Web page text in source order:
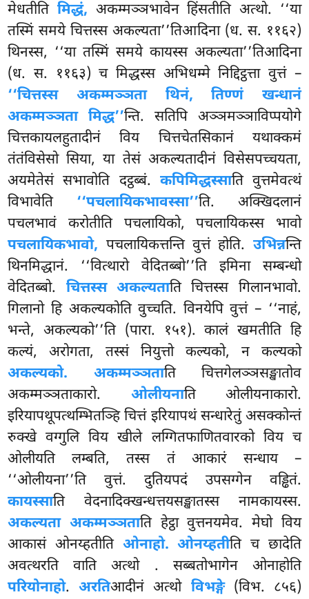
मेधतीति मिद्धं, अकम्मञ्ञभावेन हिंसतीति अत्थो. ‘‘या
तस्मिं समये चित्तस्स अकल्यता’’तिआदिना (ध. स. ११६२)
थिनस्स, ‘‘या तस्मिं समये कायस्स अकल्यता’’तिआदिना
(ध. स. ११६३) च मिद्धस्स अभिधम्मे निद्दिट्ठत्ता वुत्तं –
‘‘चित्तस्स अकम्मञ्ञता थिनं, तिण्णं खन्धानं
अकम्मञ्ञता मिद्ध’’न्ति. सतिपि अञ्ञमञ्ञाविप्पयोगे
चित्तकायलहुतादीनं विय चित्तचेतसिकानं यथाक्कमं
तंतंविसेसो सिया, या तेसं अकल्यतादीनं विसेसपच्चयता,
अयमेतेसं सभावोति दट्ठब्बं. कपिमिद्धस्साति वुत्तमेवत्थं
विभावेति ‘‘पचलायिकभावस्सा’’ति. अक्खिदलानं
पचलभावं करोतीति पचलायिको, पचलायिकस्स भावो
पचलायिकभावो, पचलायिकत्तन्ति वुत्तं होति. उभिन्नन्ति
थिनमिद्धानं. ‘‘वित्थारो वेदितब्बो’’ति इमिना सम्बन्धो
वेदितब्बो. चित्तस्स अकल्यताति चित्तस्स गिलानभावो.
गिलानो हि अकल्यकोति वुच्चति. विनयेपि वुत्तं – ‘‘नाहं,
भन्ते, अकल्यको’’ति (पारा. १५१). कालं खमतीति हि
कल्यं, अरोगता, तस्सं नियुत्तो कल्यको, न कल्यको
अकल्यको. अकम्मञ्ञताति चित्तगेलञ्ञसङ्खातोव
अकम्मञ्ञताकारो. ओलीयनाति ओलीयनाकारो.
इरियापथूपत्थम्भितञ्हि चित्तं इरियापथं सन्धारेतुं असक्कोन्तं
रुक्खे वग्गुलि विय खीले लग्गितफाणितवारको विय च
ओलीयति लम्बति, तस्स तं आकारं सन्धाय –
‘‘ओलीयना’’ति वुत्तं. दुतियपदं उपसग्गेन वड्ढितं.
कायस्साति वेदनादिक्खन्धत्तयसङ्खातस्स नामकायस्स.
अकल्यता अकम्मञ्ञताति हेट्ठा वुत्तनयमेव. मेघो विय
आकासं ओनय्हतीति ओनाहो. ओनय्हतीति च छादेति
अवत्थरति वाति अत्थो . सब्बतोभागेन ओनाहोति
परियोनाहो.अरतिआदीनं अत्थो विभङ्गे(विभ. ८५६)